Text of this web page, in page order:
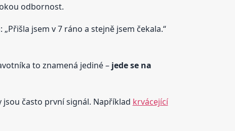
odbornost.
jsem v 7 ráno a stejně jsem čekala.“
to znamená jediné – jede se na
často první signál. Například krvácející